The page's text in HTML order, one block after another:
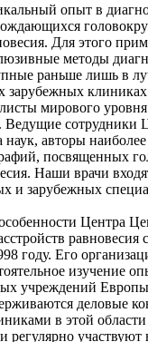
опыт в
Для этого
методы
раньше лишь в
зарубежных
мирового
Ведущие сотрудники
авторы
посвященных
Наши врачи
и зарубежных
Центра
равновесия
году. Его
изучение
учреждений
деловые
в этой
регулярно